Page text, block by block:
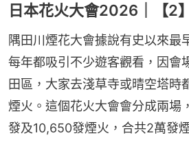
日本花火大會2026｜【2
隅田川煙花大會據說有史以來最
每年都吸引不少遊客觀看，因會
田區，大家去淺草寺或晴空塔時
煙火。這個花火大會會分成兩場
發及10,650發煙火，合共2萬發